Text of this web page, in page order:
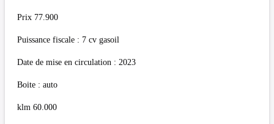
Prix 77.900
Puissance fiscale : 7 cv gasoil
Date de mise en circulation : 2023
Boite : auto
klm 60.000